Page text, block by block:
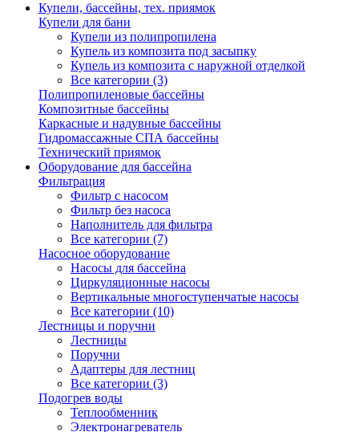
Купели, бассейны, тех. приямок
Купели для бани
Купели из полипропилена
Купель из композита под засыпку
Купель из композита с наружной отделкой
Все категории (3)
Полипропиленовые бассейны
Композитные бассейны
Каркасные и надувные бассейны
Гидромассажные СПА бассейны
Технический приямок
Оборудование для бассейна
Фильтрация
Фильтр с насосом
Фильтр без насоса
Наполнитель для фильтра
Все категории (7)
Насосное оборудование
Насосы для бассейна
Циркуляционные насосы
Вертикальные многоступенчатые насосы
Все категории (10)
Лестницы и поручни
Лестницы
Поручни
Адаптеры для лестниц
Все категории (3)
Подогрев воды
Теплообменник
Электронагреватель